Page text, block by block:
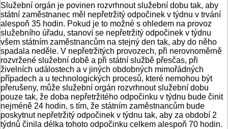
Služební orgán je povinen rozvrhnout služební dobu tak, aby
státní zaměstnanec měl nepřetržitý odpočinek v týdnu v trvání
alespoň 35 hodin. Pokud je to možné s ohledem na provoz
služebního úřadu, stanoví se nepřetržitý odpočinek v týdnu
všem státním zaměstnancům na stejný den tak, aby do něho
spadala neděle. V nepřetržitých provozech, při nerovnoměrně
rozvržené služební době a při státní službě přesčas, při
živelních událostech a v jiných obdobných mimořádných
případech a u technologických procesů, které nemohou být
přerušeny, může služební orgán rozvrhnout služební dobu
pouze tak, že doba nepřetržitého odpočinku v týdnu bude činit
nejméně 24 hodin, s tím, že státním zaměstnancům bude
poskytnut nepřetržitý odpočinek v týdnu tak, aby za období 2
týdnů činila délka tohoto odpočinku celkem alespoň 70 hodin.